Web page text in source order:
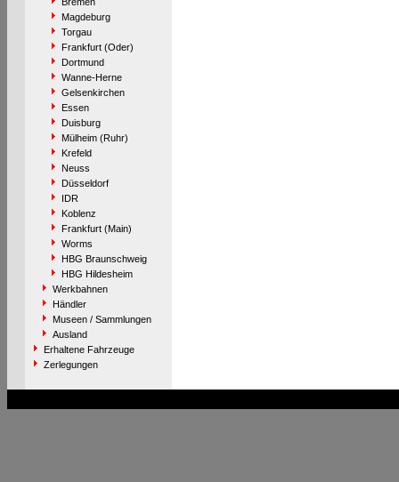
Magdeburg
Torgau
Frankfurt (Oder)
Dortmund
Wanne-Herne
Gelsenkirchen
Essen
Duisburg
Mülheim (Ruhr)
Krefeld
Neuss
Düsseldorf
IDR
Koblenz
Frankfurt (Main)
Worms
HBG Braunschweig
HBG Hildesheim
Werkbahnen
Händler
Museen / Sammlungen
Ausland
Erhaltene Fahrzeuge
Zerlegungen